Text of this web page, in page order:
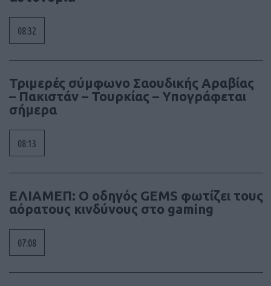
08:32
Τριμερές σύμφωνο Σαουδικής Αραβίας
– Πακιστάν – Τουρκίας – Υπογράφεται
σήμερα
08:13
ΕΛΙΑΜΕΠ: Ο οδηγός GEMS φωτίζει τους
αόρατους κινδύνους στο gaming
07:08